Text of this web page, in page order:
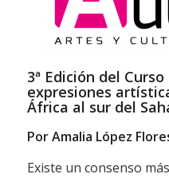
3ª Edición del
expresiones
África al sur del
Por Amalia López
Existe un consenso